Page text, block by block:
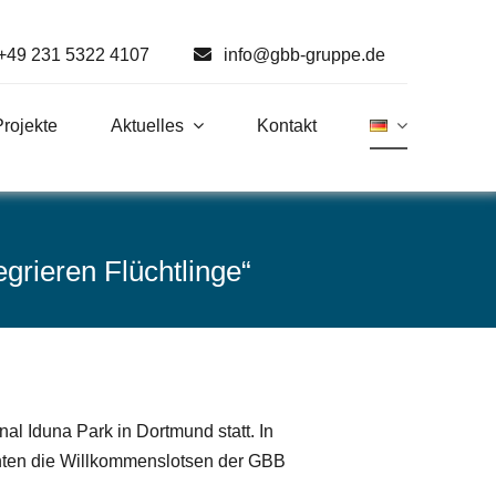
231 5322 4107 info@gbb-gruppe.de
Aktuelles Kontakt
Flüchtlinge“
Iduna Park in Dortmund statt. In
die Willkommenslotsen der GBB